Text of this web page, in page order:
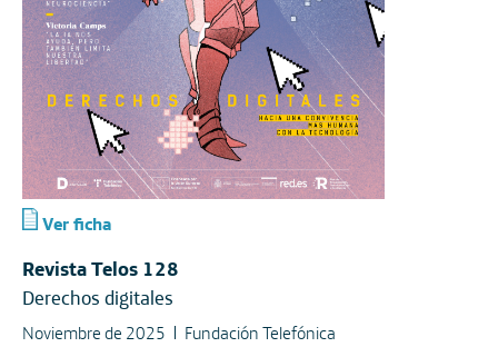
Ver ficha
Revista Telos 128
Derechos digitales
Noviembre de 2025
Fundación Telefónica